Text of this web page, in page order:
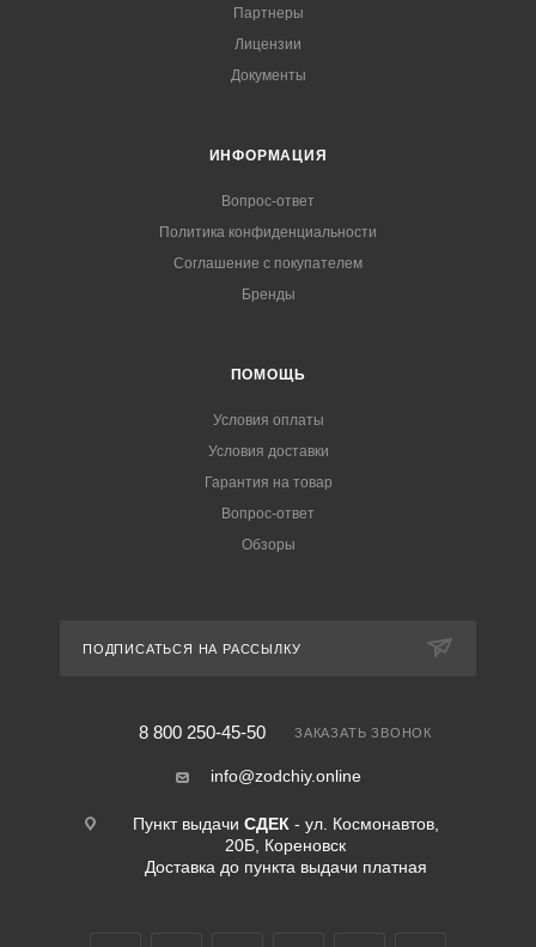
Партнеры
Лицензии
Документы
ИНФОРМАЦИЯ
Вопрос-ответ
Политика конфиденциальности
Соглашение с покупателем
Бренды
ПОМОЩЬ
Условия оплаты
Условия доставки
Гарантия на товар
Вопрос-ответ
Обзоры
ПОДПИСАТЬСЯ НА РАССЫЛКУ
8 800 250-45-50 ЗАКАЗАТЬ ЗВОНОК
info@zodchiy.online
Пункт выдачи СДЕК - ул. Космонавтов,
20Б, Кореновск
Доставка до пункта выдачи платная